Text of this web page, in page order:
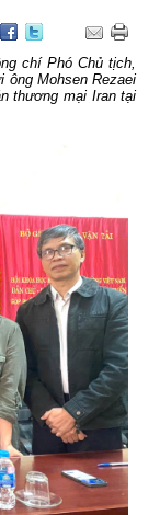
chí Phó Chủ tịch,
ông Mohsen Rezaei
thương mại Iran tại